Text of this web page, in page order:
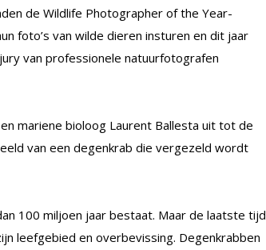
de Wildlife Photographer of the Year-
foto’s van wilde dieren insturen en dit jaar
van professionele natuurfotografen
mariene bioloog Laurent Ballesta uit tot de
van een degenkrab die vergezeld wordt
100 miljoen jaar bestaat. Maar de laatste tijd
leefgebied en overbevissing. Degenkrabben